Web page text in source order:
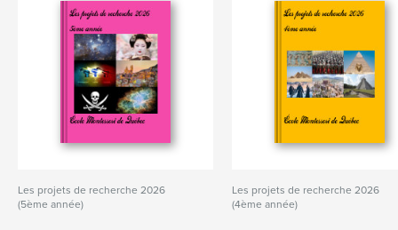
Les projets de recherche 2026
(5ème année)
Les projets de recherche 2026
(4ème année)